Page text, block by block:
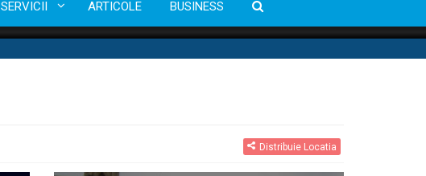
SERVICII ARTICOLE BUSINESS
Distribuie Locatia